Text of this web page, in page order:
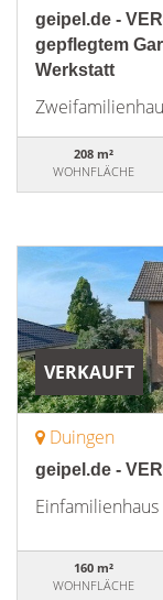
geipel.de -
gepflegtem
Werkstatt
208 m²
WOHNFLÄCHE
VERKAUFT
Duingen
geipel.de -
Einfamilienhaus
160 m²
WOHNFLÄCHE